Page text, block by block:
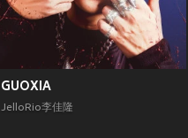
GUOXIA
JelloRio李佳隆